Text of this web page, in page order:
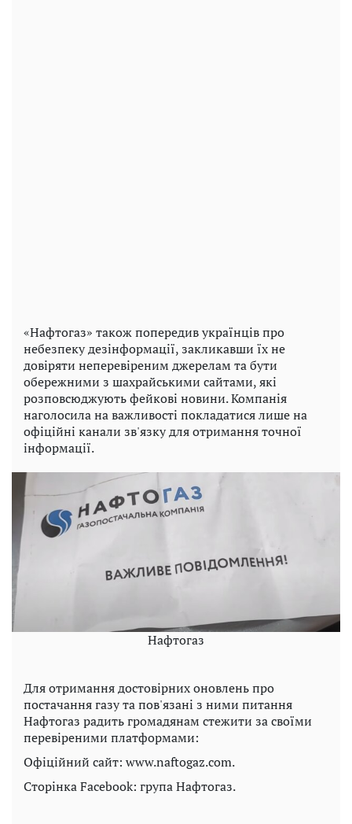
«Нафтогаз» також попередив українців про
небезпеку дезінформації, закликавши їх не
довіряти неперевіреним джерелам та бути
обережними з шахрайськими сайтами, які
розповсюджують фейкові новини. Компанія
наголосила на важливості покладатися лише на
офіційні канали зв'язку для отримання точної
інформації.
Нафтогаз
Для отримання достовірних оновлень про
постачання газу та пов'язані з ними питання
Нафтогаз радить громадянам стежити за своїми
перевіреними платформами:
Офіційний сайт: www.naftogaz.com.
Сторінка Facebook: група Нафтогаз.